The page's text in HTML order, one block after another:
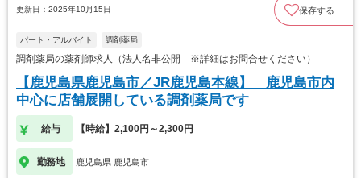
更新日：2025年10月15日 保存する
パート・アルバイト 調剤薬局
調剤薬局の薬剤師求人（法人名非公開 ※詳細はお問合せください）
【鹿児島県鹿児島市／JR鹿児島本線】 鹿児島市内
中心に店舗展開している調剤薬局です
給与 【時給】2,100円～2,300円
勤務地 鹿児島県 鹿児島市